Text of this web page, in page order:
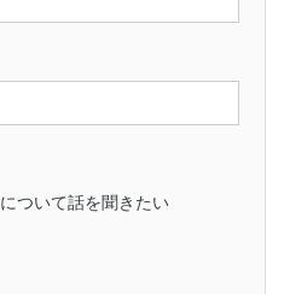
ついて話を聞きたい